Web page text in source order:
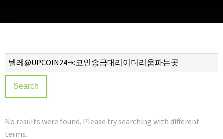
No results were found. Please try searching with different
terms.